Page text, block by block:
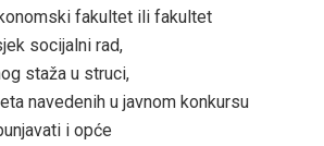
fakultet ili fakultet
socijalni rad,
staža u struci,
navedenih u javnom konkursu
i opće